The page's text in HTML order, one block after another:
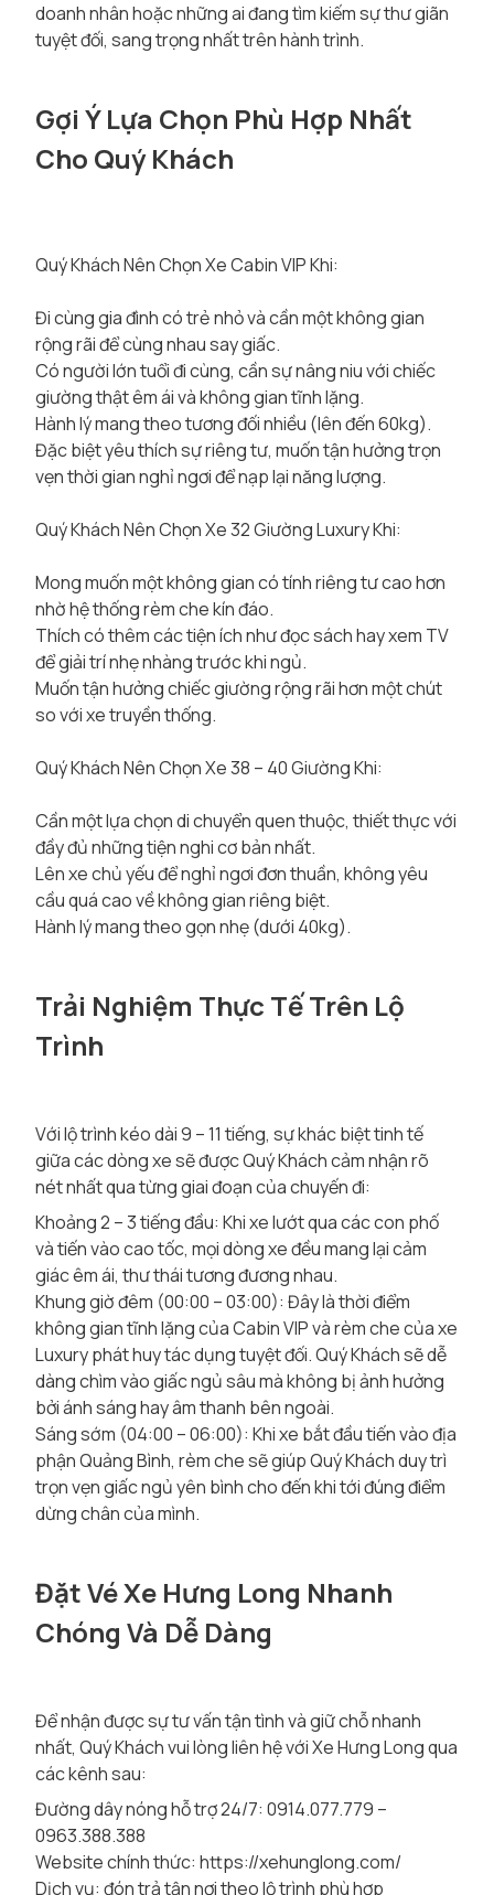
doanh nhân hoặc những ai đang tìm kiếm sự thư giãn
tuyệt đối, sang trọng nhất trên hành trình.
Gợi Ý Lựa Chọn Phù Hợp Nhất
Cho Quý Khách
Quý Khách Nên Chọn Xe Cabin VIP Khi:
Đi cùng gia đình có trẻ nhỏ và cần một không gian
rộng rãi để cùng nhau say giấc.
Có người lớn tuổi đi cùng, cần sự nâng niu với chiếc
giường thật êm ái và không gian tĩnh lặng.
Hành lý mang theo tương đối nhiều (lên đến 60kg).
Đặc biệt yêu thích sự riêng tư, muốn tận hưởng trọn
vẹn thời gian nghỉ ngơi để nạp lại năng lượng.
Quý Khách Nên Chọn Xe 32 Giường Luxury Khi:
Mong muốn một không gian có tính riêng tư cao hơn
nhờ hệ thống rèm che kín đáo.
Thích có thêm các tiện ích như đọc sách hay xem TV
để giải trí nhẹ nhàng trước khi ngủ.
Muốn tận hưởng chiếc giường rộng rãi hơn một chút
so với xe truyền thống.
Quý Khách Nên Chọn Xe 38 – 40 Giường Khi:
Cần một lựa chọn di chuyển quen thuộc, thiết thực với
đầy đủ những tiện nghi cơ bản nhất.
Lên xe chủ yếu để nghỉ ngơi đơn thuần, không yêu
cầu quá cao về không gian riêng biệt.
Hành lý mang theo gọn nhẹ (dưới 40kg).
Trải Nghiệm Thực Tế Trên Lộ
Trình
Với lộ trình kéo dài 9 – 11 tiếng, sự khác biệt tinh tế
giữa các dòng xe sẽ được Quý Khách cảm nhận rõ
nét nhất qua từng giai đoạn của chuyến đi:
Khoảng 2 – 3 tiếng đầu: Khi xe lướt qua các con phố
và tiến vào cao tốc, mọi dòng xe đều mang lại cảm
giác êm ái, thư thái tương đương nhau.
Khung giờ đêm (00:00 – 03:00): Đây là thời điểm
không gian tĩnh lặng của Cabin VIP và rèm che của xe
Luxury phát huy tác dụng tuyệt đối. Quý Khách sẽ dễ
dàng chìm vào giấc ngủ sâu mà không bị ảnh hưởng
bởi ánh sáng hay âm thanh bên ngoài.
Sáng sớm (04:00 – 06:00): Khi xe bắt đầu tiến vào địa
phận Quảng Bình, rèm che sẽ giúp Quý Khách duy trì
trọn vẹn giấc ngủ yên bình cho đến khi tới đúng điểm
dừng chân của mình.
Đặt Vé Xe Hưng Long Nhanh
Chóng Và Dễ Dàng
Để nhận được sự tư vấn tận tình và giữ chỗ nhanh
nhất, Quý Khách vui lòng liên hệ với Xe Hưng Long qua
các kênh sau:
Đường dây nóng hỗ trợ 24/7: 0914.077.779 –
0963.388.388
Website chính thức: https://xehunglong.com/
Dịch vụ: đón trả tận nơi theo lộ trình phù hợp